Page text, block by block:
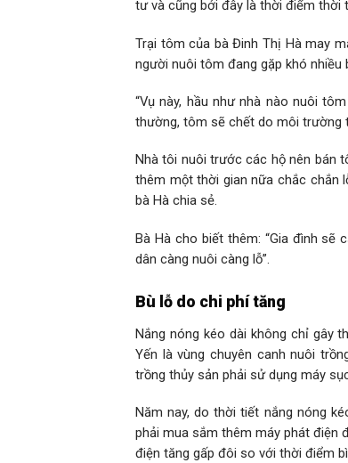
tư và cũng bởi đây là thời điểm thời
Trại tôm của bà Đinh Thị Hà may
người nuôi tôm đang gặp khó nhiều
“Vụ này, hầu như nhà nào nuôi
thường, tôm sẽ chết do môi trường
Nhà tôi nuôi trước các hộ nên bán
thêm một thời gian nữa chắc chắn
bà Hà chia sẻ.
Bà Hà cho biết thêm: “Gia đình sẽ
dân càng nuôi càng lỗ”.
Bù lỗ do chi phí tăng
Nắng nóng kéo dài không chỉ gây
Yến là vùng chuyên canh nuôi
trồng thủy sản phải sử dụng máy
Năm nay, do thời tiết nắng nóng
phải mua sắm thêm máy phát điện
điện tăng gấp đôi so với thời điểm